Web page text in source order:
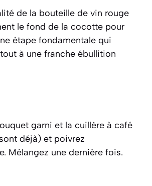
de la bouteille de vin rouge
le fond de la cocotte pour
étape fondamentale qui
à une franche ébullition
garni et la cuillère à café
déjà) et poivrez
Mélangez une dernière fois.